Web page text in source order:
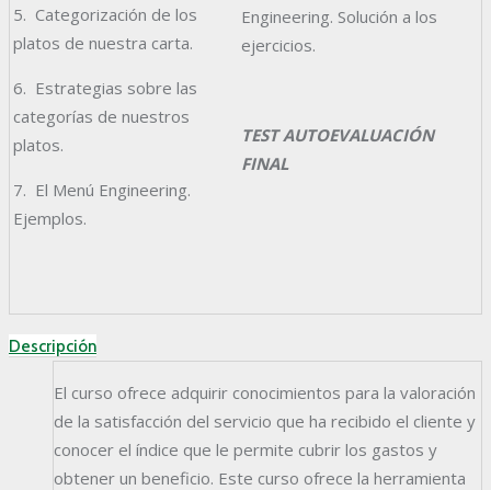
5. Categorización de los
platos de nuestra carta.
6. Estrategias sobre las
categorías de nuestros
platos.
7. El Menú Engineering.
Ejemplos.
Engineering. Solución a los
ejercicios.
TEST AUTOEVALUACIÓN
FINAL
Descripción
El curso ofrece adquirir conocimientos para la valoración
de la satisfacción del servicio que ha recibido el cliente y
conocer el índice que le permite cubrir los gastos y
obtener un beneficio. Este curso ofrece la herramienta